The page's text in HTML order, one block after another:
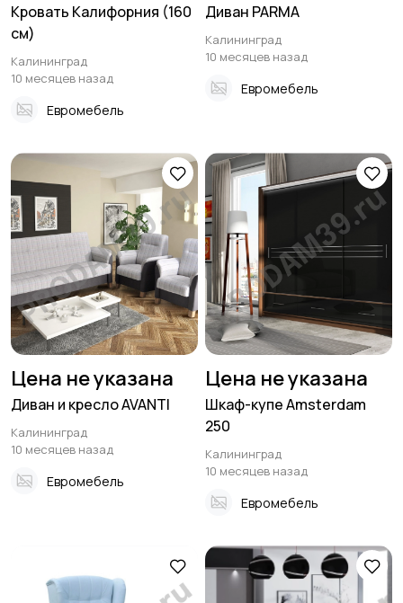
Кровать Калифорния (160
см)
Калининград
10 месяцев назад
Евромебель
Диван PARMA
Калининград
10 месяцев назад
Евромебель
Цена не указана
Диван и кресло AVANTI
Калининград
10 месяцев назад
Евромебель
Цена не указана
Шкаф-купе Amsterdam
250
Калининград
10 месяцев назад
Евромебель